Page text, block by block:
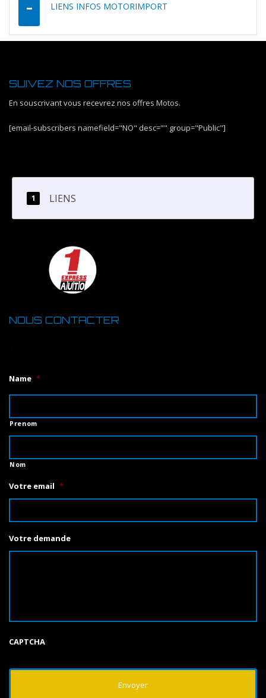
LIENS INFOS MOTORIMPORT
SUIVEZ NOS OFFRES
En souscrivant vous recevrez nos offres Motos.
[email-subscribers namefield="NO" desc="" group="Public"]
LIENS
NOUS CONTACTER
Name *
Prenom
Nom
Votre email *
Votre demande
CAPTCHA